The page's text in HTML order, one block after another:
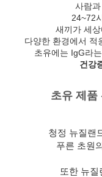
사람
24~72
새끼가 세
다양한 환경에서 적
초유에는 IgG라는
건강
초유 제품
청정 뉴질랜
푸른 초원
또한 뉴질